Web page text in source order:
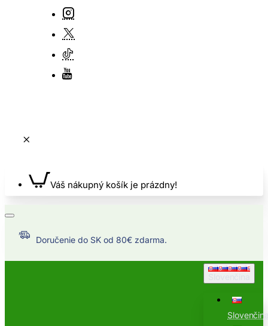
Váš nákupný košík je prázdny!
Doručenie do SK od 80€ zdarma.